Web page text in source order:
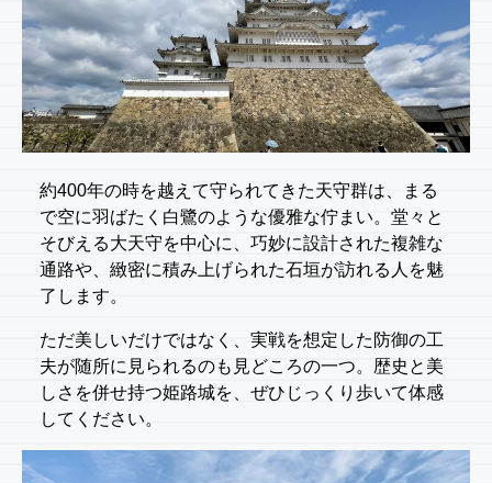
約400年の時を越えて守られてきた天守群は、まる
で空に羽ばたく白鷺のような優雅な佇まい。堂々と
そびえる大天守を中心に、巧妙に設計された複雑な
通路や、緻密に積み上げられた石垣が訪れる人を魅
了します。
ただ美しいだけではなく、実戦を想定した防御の工
夫が随所に見られるのも見どころの一つ。歴史と美
しさを併せ持つ姫路城を、ぜひじっくり歩いて体感
してください。